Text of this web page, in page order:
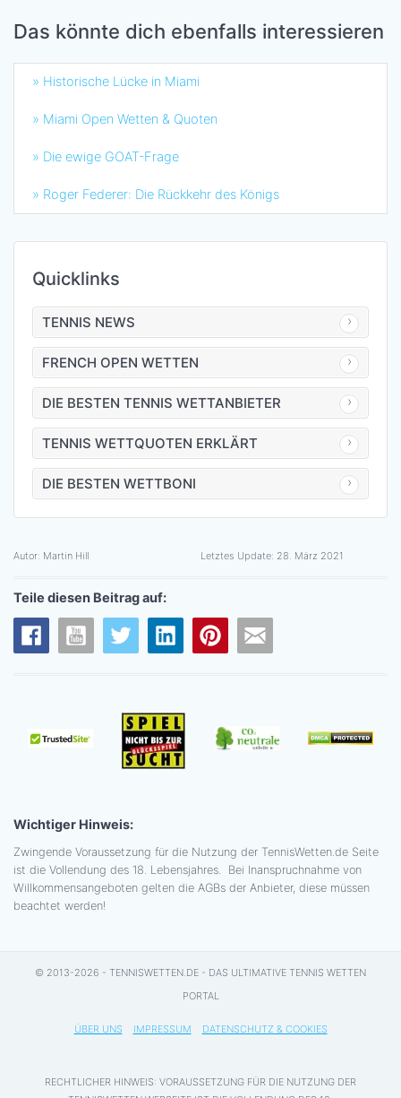
Das könnte dich ebenfalls interessieren
» Historische Lücke in Miami
» Miami Open Wetten & Quoten
» Die ewige GOAT-Frage
» Roger Federer: Die Rückkehr des Königs
Quicklinks
TENNIS NEWS
FRENCH OPEN WETTEN
DIE BESTEN TENNIS WETTANBIETER
TENNIS WETTQUOTEN ERKLÄRT
DIE BESTEN WETTBONI
Autor: Martin Hill Letztes Update: 28. März 2021
Teile diesen Beitrag auf:
Wichtiger Hinweis:
Zwingende Voraussetzung für die Nutzung der TennisWetten.de Seite
ist die Vollendung des 18. Lebensjahres. Bei Inanspruchnahme von
Willkommensangeboten gelten die AGBs der Anbieter, diese müssen
beachtet werden!
© 2013-2026 - TENNISWETTEN.DE - DAS ULTIMATIVE TENNIS WETTEN
PORTAL
ÜBER UNS IMPRESSUM DATENSCHUTZ & COOKIES
RECHTLICHER HINWEIS: VORAUSSETZUNG FÜR DIE NUTZUNG DER